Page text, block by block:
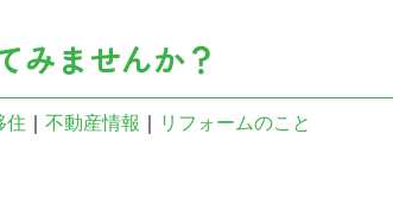
みませんか？
住 不動産情報 リフォームのこと